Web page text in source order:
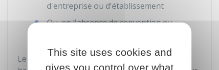
d'entreprise ou d'établissement
Ou, en l'absence de convention ou
Le salarié n'est pas obligé de récupérer les
This site uses cookies and
gives you control over what